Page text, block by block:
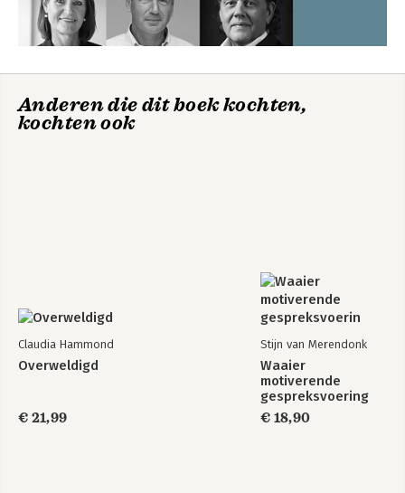
Anderen die dit boek kochten,
kochten ook
Claudia Hammond
Overweldigd
€ 21,99
Stijn van Merendonk
Waaier
motiverende
gespreksvoering
€ 18,90